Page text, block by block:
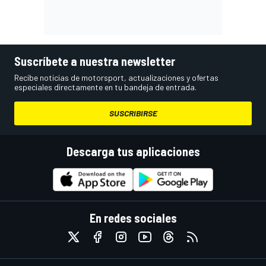
Suscríbete a nuestra newsletter
Recibe noticias de motorsport, actualizaciones y ofertas
especiales directamente en tu bandeja de entrada.
SUSCRIBIRSE
Descarga tus aplicaciones
En redes sociales